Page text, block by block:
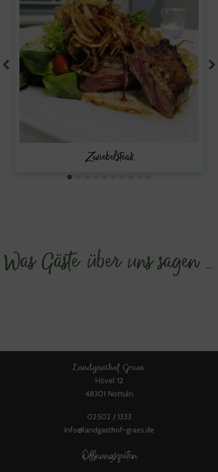
Zwiebelsteak
Was Gäste über uns sagen …
Landgasthof Graes
Hövel 12
48301 Nottuln
02502 / 1333
info@landgasthof-graes.de
Öffnungszeiten